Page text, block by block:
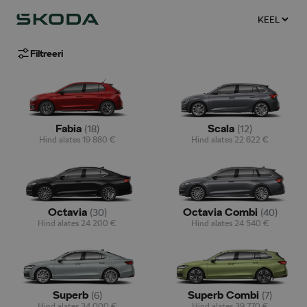
Filtreeri
Fabia (18)
Hind alates 19 880 €
Scala (12)
Hind alates 22 622 €
Octavia (30)
Hind alates 24 200 €
Octavia Combi (40)
Hind alates 24 540 €
Superb (6) Superb Combi (7)